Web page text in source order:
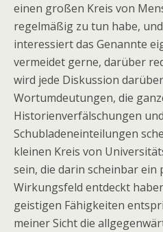
einen großen Kreis von
regelmäßig zu tun habe,
interessiert das Genannte
vermeidet gerne, darüber
wird jede Diskussion
Wortumdeutungen, die
Historienverfälschungen
Schubladeneinteilungen
kleinen Kreis von
sein, die darin scheinbar ein
Wirkungsfeld entdeckt
geistigen Fähigkeiten
meiner Sicht die